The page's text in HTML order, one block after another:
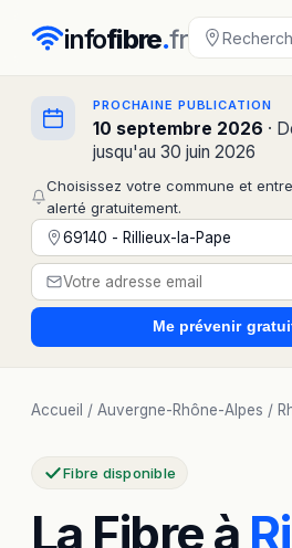
infofibre.fr
PROCHAINE PUBLICATION
10 septembre 2026 ·
jusqu'au 30 juin 2026
Choisissez votre commune et
alerté gratuitement.
Me prévenir
Accueil / Auvergne-Rhône-Alpes /
Fibre disponible
La Fibre à